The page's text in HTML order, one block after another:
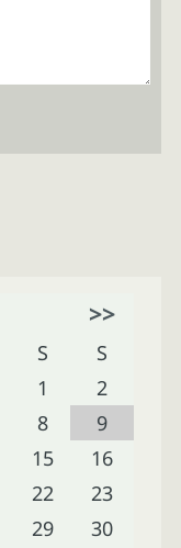
>>
S
S
1
2
8
9
15
16
22
23
29
30